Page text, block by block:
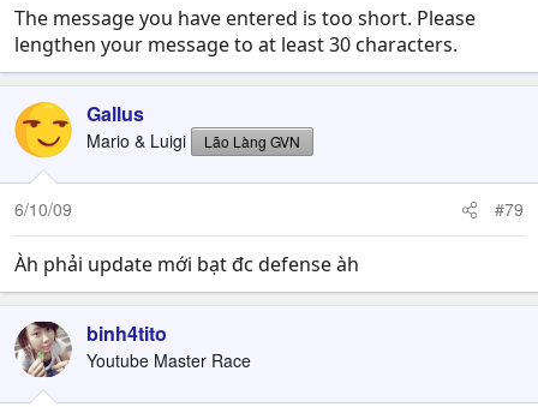
The message you have entered is too short. Please
lengthen your message to at least 30 characters.
Gallus
Mario & Luigi Lão Làng GVN
6/10/09 #79
Àh phải update mới bạt đc defense àh
binh4tito
Youtube Master Race